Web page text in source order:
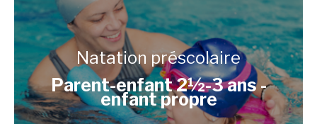
Natation préscolaire
Parent-enfant 2½-3 ans -
enfant propre